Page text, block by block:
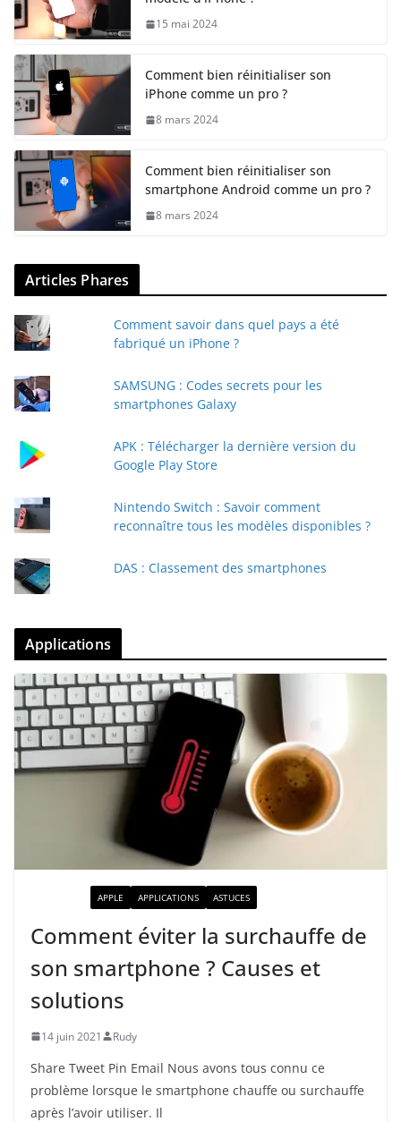
15 mai 2024
Comment bien réinitialiser son
iPhone comme un pro ?
8 mars 2024
Comment bien réinitialiser son
smartphone Android comme un pro ?
8 mars 2024
Articles Phares
Comment savoir dans quel pays a été
fabriqué un iPhone ?
SAMSUNG : Codes secrets pour les
smartphones Galaxy
APK : Télécharger la dernière version du
Google Play Store
Nintendo Switch : Savoir comment
reconnaître tous les modèles disponibles ?
DAS : Classement des smartphones
Applications
APPLE APPLICATIONS ASTUCES
Comment éviter la surchauffe de
son smartphone ? Causes et
solutions
14 juin 2021 Rudy
Share Tweet Pin Email Nous avons tous connu ce
problème lorsque le smartphone chauffe ou surchauffe
après l’avoir utiliser. Il